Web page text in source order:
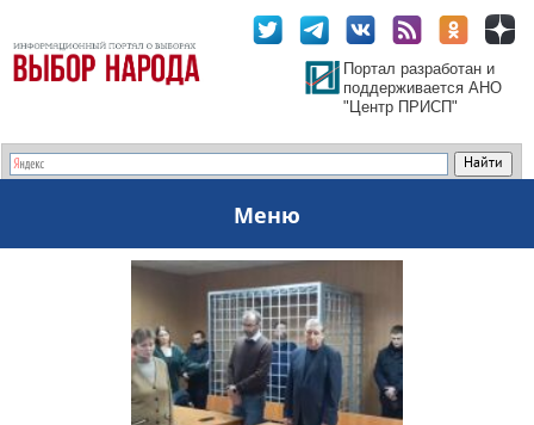
Портал разработан и
поддерживается АНО
"Центр ПРИСП"
Меню